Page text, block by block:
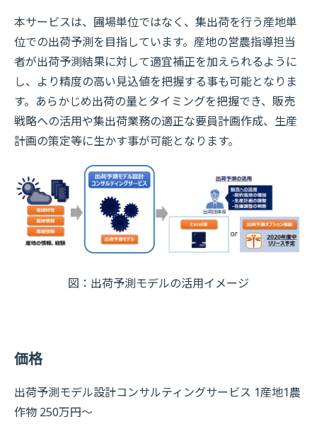
本サービスは、圃場単位ではなく、集出荷を行う産地単
位での出荷予測を目指しています。産地の営農指導担当
者が出荷予測結果に対して適宜補正を加えられるように
し、より精度の高い見込値を把握する事も可能となりま
す。あらかじめ出荷の量とタイミングを把握でき、販売
戦略への活用や集出荷業務の適正な要員計画作成、生産
計画の策定等に生かす事が可能となります。
図：出荷予測モデルの活用イメージ
価格
出荷予測モデル設計コンサルティングサービス 1産地1農
作物 250万円～